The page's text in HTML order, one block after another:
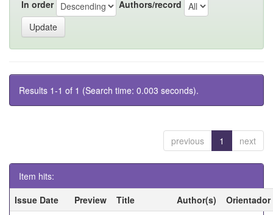
In order Authors/record
Results 1-1 of 1 (Search time: 0.003 seconds).
previous 1 next
Item hits:
Issue Date
Preview Title Author(s)
Orientador